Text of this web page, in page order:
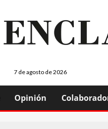
7 de agosto de 2026
Opinión